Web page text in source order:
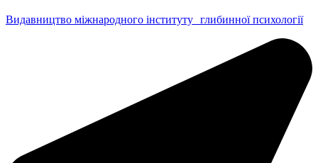
Видавництво міжнародного інституту глибинної психології